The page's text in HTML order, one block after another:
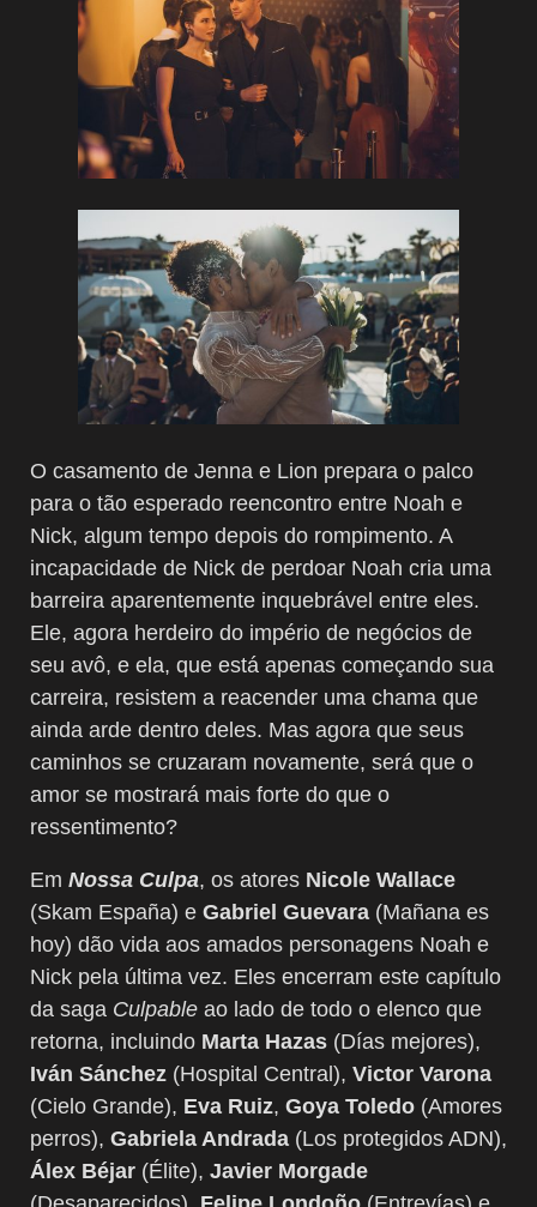
O casamento de Jenna e Lion prepara o palco
para o tão esperado reencontro entre Noah e
Nick, algum tempo depois do rompimento. A
incapacidade de Nick de perdoar Noah cria uma
barreira aparentemente inquebrável entre eles.
Ele, agora herdeiro do império de negócios de
seu avô, e ela, que está apenas começando sua
carreira, resistem a reacender uma chama que
ainda arde dentro deles. Mas agora que seus
caminhos se cruzaram novamente, será que o
amor se mostrará mais forte do que o
ressentimento?
Em Nossa Culpa, os atores Nicole Wallace
(Skam España) e Gabriel Guevara (Mañana es
hoy) dão vida aos amados personagens Noah e
Nick pela última vez. Eles encerram este capítulo
da saga Culpable ao lado de todo o elenco que
retorna, incluindo Marta Hazas (Días mejores),
Iván Sánchez (Hospital Central), Victor Varona
(Cielo Grande), Eva Ruiz, Goya Toledo (Amores
perros), Gabriela Andrada (Los protegidos ADN),
Álex Béjar (Élite), Javier Morgade